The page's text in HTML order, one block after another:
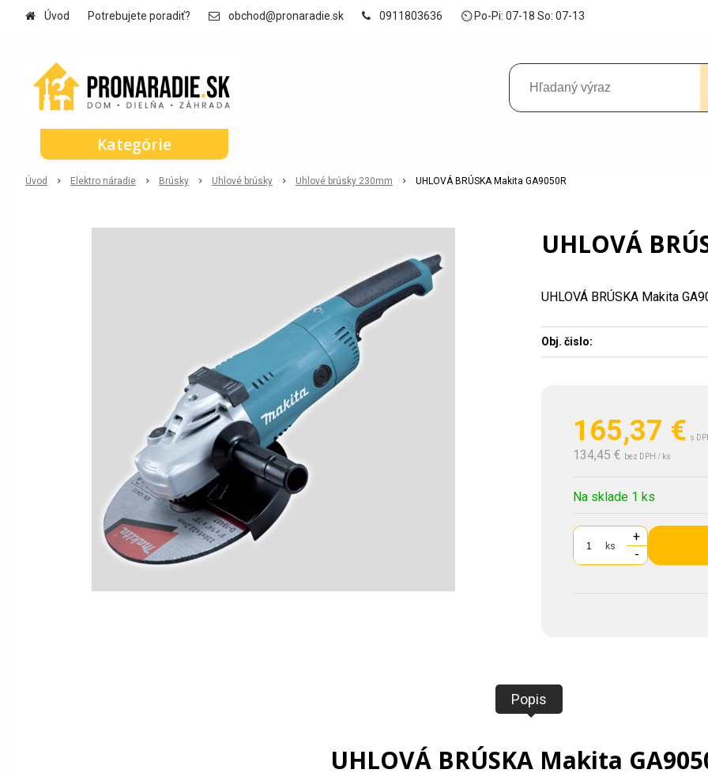
Úvod Potrebujete poradiť? obchod@pronaradie.sk 0911803636 ⏲ Po-Pi: 07-18 So: 07-13
Úvod Elektro náradie Brúsky Uhlové brúsky Uhlové brúsky 230mm UHLOVÁ BRÚSKA Makita GA9050R
UHLOVÁ
165,37 € s
134,45 € bez DPH / ks
Na sklade 1 ks
ks
+
-
UHLOVÁ BRÚSKA Makita
Obj. čislo:
Popis
UHLOVÁ BRÚSKA Makita
Kategórie